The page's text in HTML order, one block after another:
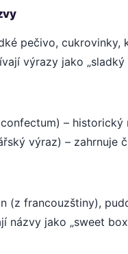
pečivo, cukrovinky,
výrazy jako
–
výraz) – zahrnuje
(z francouzštiny),
názvy jako „sweet